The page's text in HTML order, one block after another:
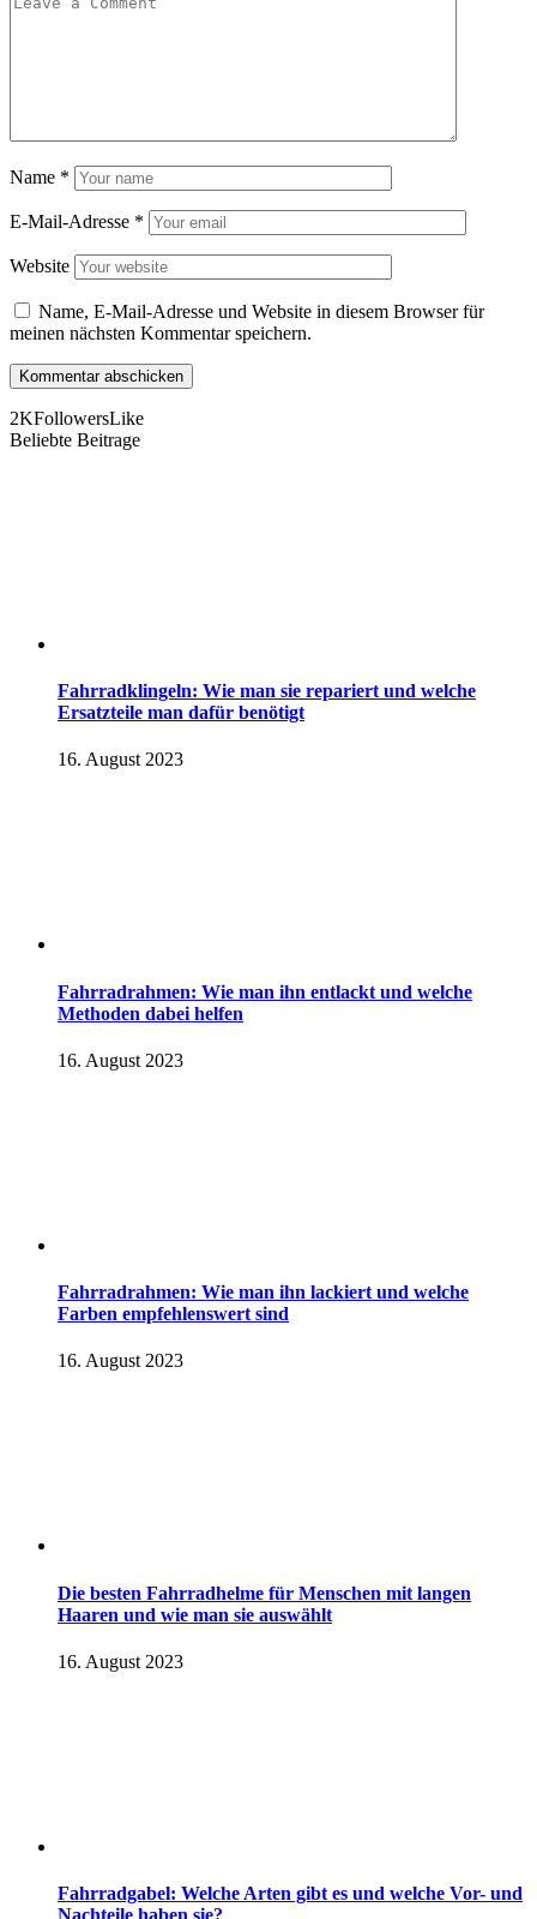
Name *
E-Mail-Adresse *
Website
Name, E-Mail-Adresse und Website in diesem Browser für
meinen nächsten Kommentar speichern.
2KFollowersLike
Beliebte Beitrage
Fahrradklingeln: Wie man sie repariert und welche
Ersatzteile man dafür benötigt
16. August 2023
Fahrradrahmen: Wie man ihn entlackt und welche
Methoden dabei helfen
16. August 2023
Fahrradrahmen: Wie man ihn lackiert und welche
Farben empfehlenswert sind
16. August 2023
Die besten Fahrradhelme für Menschen mit langen
Haaren und wie man sie auswählt
16. August 2023
Fahrradgabel: Welche Arten gibt es und welche Vor- und